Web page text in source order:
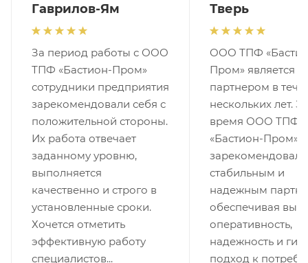
Гаврилов-Ям
За период работы с ООО
ТПФ «Бастион-Пром»
сотрудники предприятия
зарекомендовали себя с
положительной стороны.
Их работа отвечает
заданному уровню,
выполняется
качественно и строго в
установленные сроки.
Хочется отметить
эффективную работу
специалистов...
Тверь
ООО ТПФ
Пром» является
партнером в
нескольких лет.
время ООО ТПФ
«Бастион-Пром»
стабильным и
надежным
обеспечивая
оперативность,
надежность и
подход к